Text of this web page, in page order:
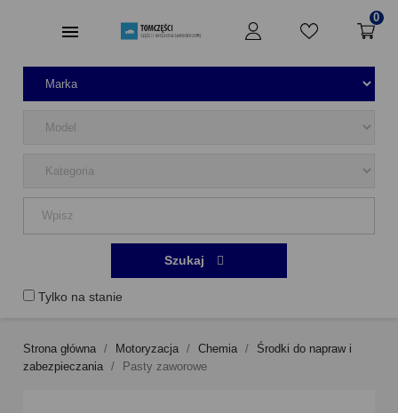
0
Tylko na stanie
Szukaj
Strona główna Motoryzacja Chemia
Środki do napraw i
zabezpieczania
Pasty zaworowe